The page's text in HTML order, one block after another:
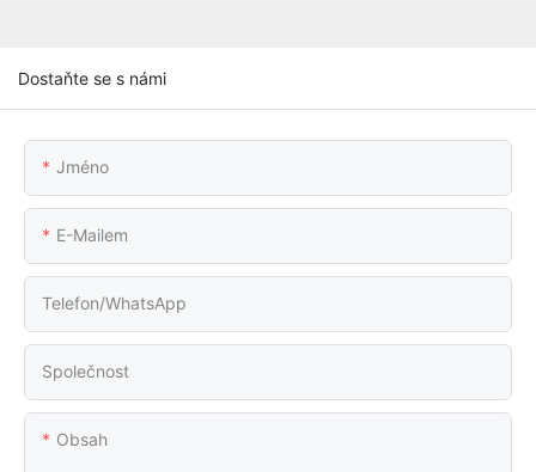
Dostaňte se s námi
Jméno
E-Mailem
Telefon/WhatsApp
Společnost
Obsah